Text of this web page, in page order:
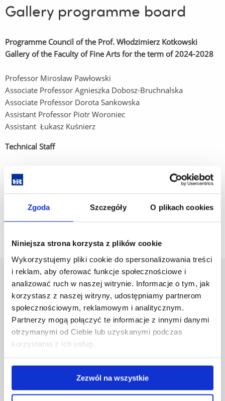
Zgoda Szczegóły O plikach cookies
Niniejsza strona korzysta z plików cookie
Wykorzystujemy pliki cookie do spersonalizowania treści
i reklam, aby oferować funkcje społecznościowe i
analizować ruch w naszej witrynie. Informacje o tym, jak
korzystasz z naszej witryny, udostępniamy partnerom
społecznościowym, reklamowym i analitycznym.
Partnerzy mogą połączyć te informacje z innymi danymi
otrzymanymi od Ciebie lub uzyskanymi podczas
korzystania z ich usług.
Zezwól na wszystkie
Gallery programme board
Programme Council of the Prof. Włodzimierz Kotkowski
Gallery of the Faculty of Fine Arts for the term of 2024-2028
Professor Mirosław Pawłowski
Associate Professor Agnieszka Dobosz-Bruchnalska
Associate Professor Dorota Sankowska
Assistant Professor Piotr Woroniec
Assistant Łukasz Kuśnierz
Technical Staff
Assistant Łukasz Kuśnierz
Assistant Tomasz Baran
Adam Głodowski
University of Rzeszów
Al. Tadeusza Rejtana 16C
35-959 Rzeszów, Poland
Email:info@ur.edu.pl
Skip
navigation
Governance
Strategic Vision 2030
Doctoral School